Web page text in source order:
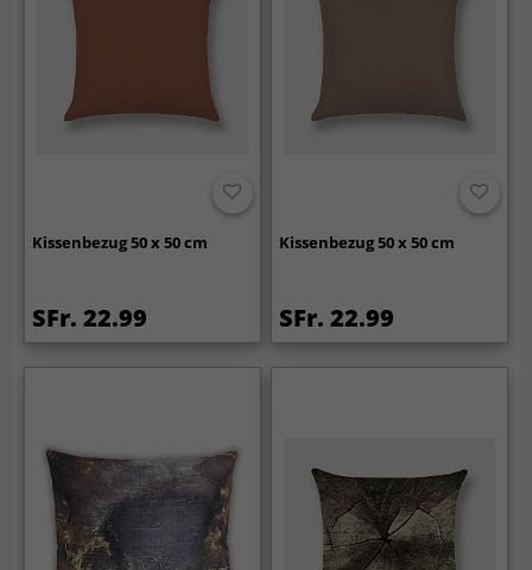
Kissenbezug 50 x 50 cm
SFr. 22.99
Kissenbezug 50 x 50 cm
SFr. 22.99